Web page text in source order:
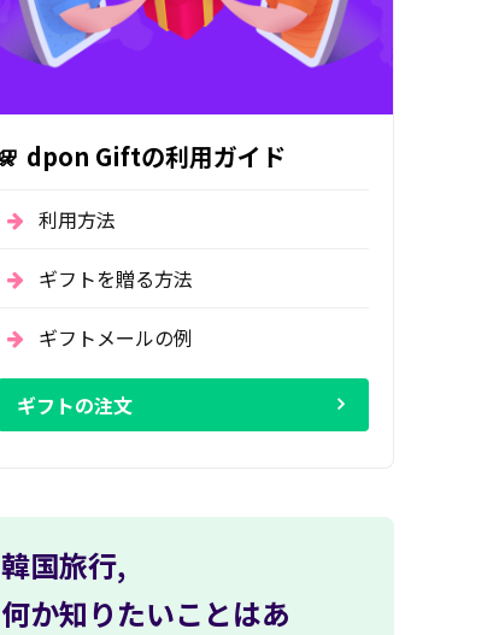
dpon Giftの利用ガイド
利用方法
ギフトを贈る方法
ギフトメールの例
ギフトの注文
韓国旅行,
何か知りたいことはあ